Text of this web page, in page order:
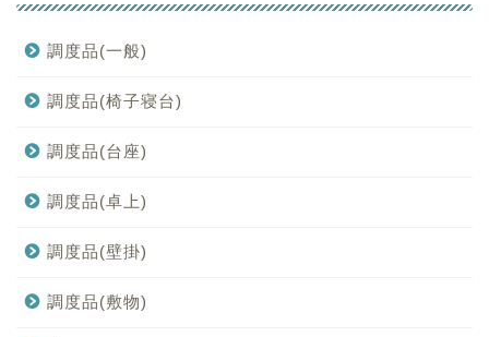
調度品(一般)
調度品(椅子寝台)
調度品(台座)
調度品(卓上)
調度品(壁掛)
調度品(敷物)